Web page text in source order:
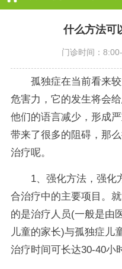
什么方法可
门诊时间：
孤独症在当前看来
危害力，它的发生将会
他们的语言减少，形成
带来了很多的阻碍，那
治疗呢。
1、强化方法，强化
合治疗中的主要项目。
的是治疗人员(一般是由
儿童的家长)与孤独症儿
治疗时间可长达30-40小